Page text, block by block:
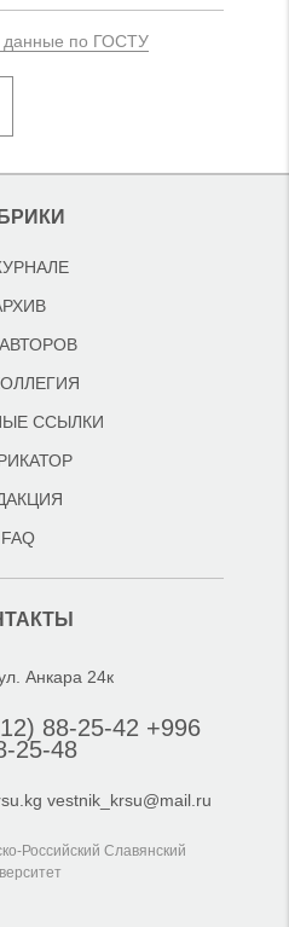
данные по ГОСТУ
ССЫЛКИ
FAQ
Анкара 24к
88-25-42 +996
25-48
vestnik_krsu@mail.ru
Российский Славянский